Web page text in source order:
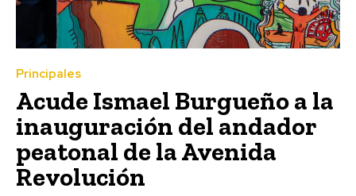
Principales
Acude Ismael Burgueño a la
inauguración del andador
peatonal de la Avenida
Revolución